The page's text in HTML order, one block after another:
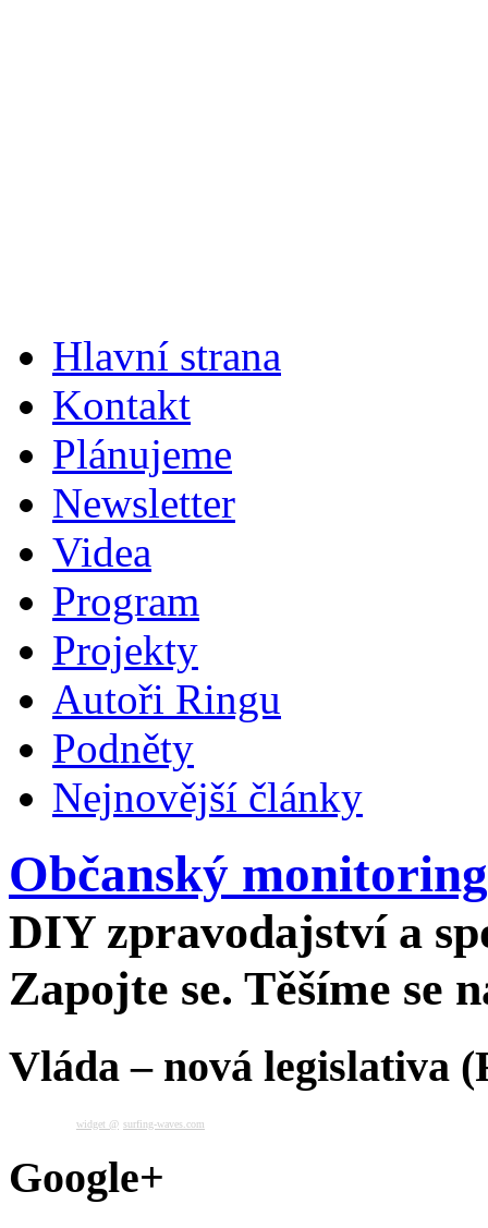
Hlavní strana
Kontakt
Plánujeme
Newsletter
Videa
Program
Projekty
Autoři Ringu
Podněty
Nejnovější články
Občanský monitoring
DIY zpravodajství a
Zapojte se. Těšíme se
Vláda – nová legislativa
widget @ surfing-waves.com
Google+